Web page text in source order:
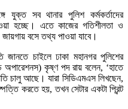
যুক্ত সব থানার পুলিশ কর্মকর্তাদের
হচ্ছে। এতে কাজের গতিশীলতা ও
বসে তথ্য পাওয়া যাবে।
জানতে চাইলে ঢাকা মহানগর পুলিশের
অপারেশনস) কৃষ্ণ পদ রায় বলেন, ‘হাতে
চালু আছে। যারা সিডিএমএস লিখছেন,
করতে হয়, তখন সেটার একটা প্রিন্ট